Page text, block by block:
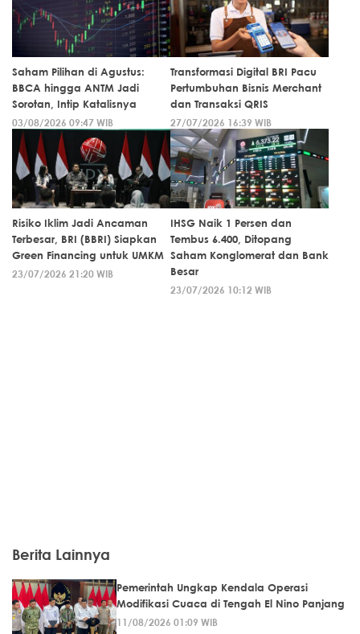
Saham Pilihan di Agustus:
BBCA hingga ANTM Jadi
Sorotan, Intip Katalisnya
03/08/2026 09:47 WIB
Transformasi Digital BRI Pacu
Pertumbuhan Bisnis Merchant
dan Transaksi QRIS
27/07/2026 16:39 WIB
Risiko Iklim Jadi Ancaman
Terbesar, BRI (BBRI) Siapkan
Green Financing untuk UMKM
23/07/2026 21:20 WIB
IHSG Naik 1 Persen dan
Tembus 6.400, Ditopang
Saham Konglomerat dan Bank
Besar
23/07/2026 10:12 WIB
Berita Lainnya
Pemerintah Ungkap Kendala Operasi
Modifikasi Cuaca di Tengah El Nino Panjang
11/08/2026 01:09 WIB